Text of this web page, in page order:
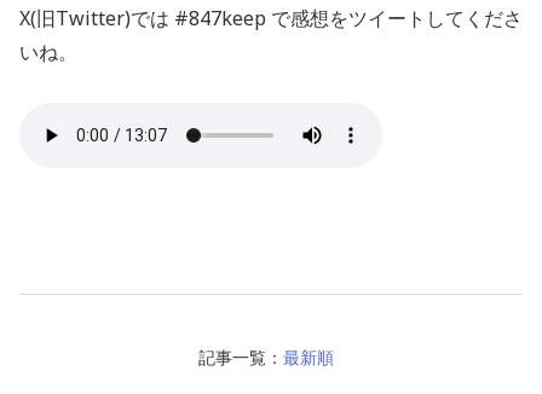
X(旧Twitter)では #847keep で感想をツイートしてくださ
いね。
記事一覧： 最新順